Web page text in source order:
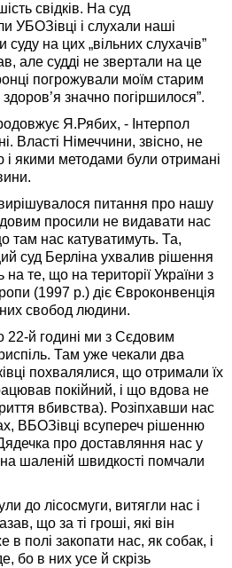
свідків. На суд
УБОЗівці і слухали наші
на цих „вільних слухачів”
але судді не звертали на це
погрожували моїм старим
здоров’я значно погіршилося”.
Я.Рябих, - Інтерпол
Власті Німеччини, звісно, не
і якими методами були отримані
питання про нашу
просили не видавати нас
там нас катуватимуть. Та,
суд Берліна ухвалив рішення
те, що на території України з
(1997 р.) діє Євроконвенція
свобод людини.
22-й годині ми з Сєдовим
Там уже чекали два
похвалялися, що отримали їх
покійний, і що вдова не
вбивства). Розіпхавши нас
ВБОЗівці всупереч рішенню
про доставляння нас у
шаленій швидкості помчали
до лісосмуги, витягли нас і
що за ті гроші, які він
в полі закопати нас, як собак, і
бо в них усе й скрізь